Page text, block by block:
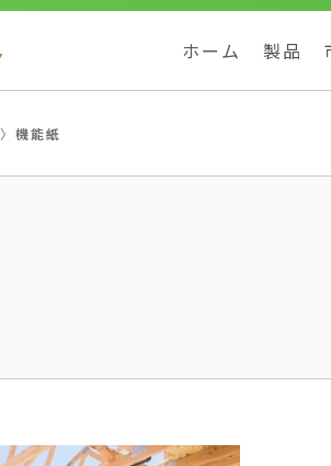
ホーム 製品
〉 機能紙